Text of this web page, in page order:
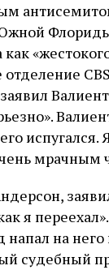
испугался.
мрачным
я
на него
судебный